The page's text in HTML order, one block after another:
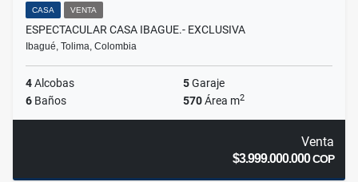
CASA VENTA
ESPECTACULAR CASA IBAGUE.- EXCLUSIVA
Ibagué, Tolima, Colombia
4Alcobas 5Garaje
6 Baños 570Área m2
Venta
$3.999.000.000COP